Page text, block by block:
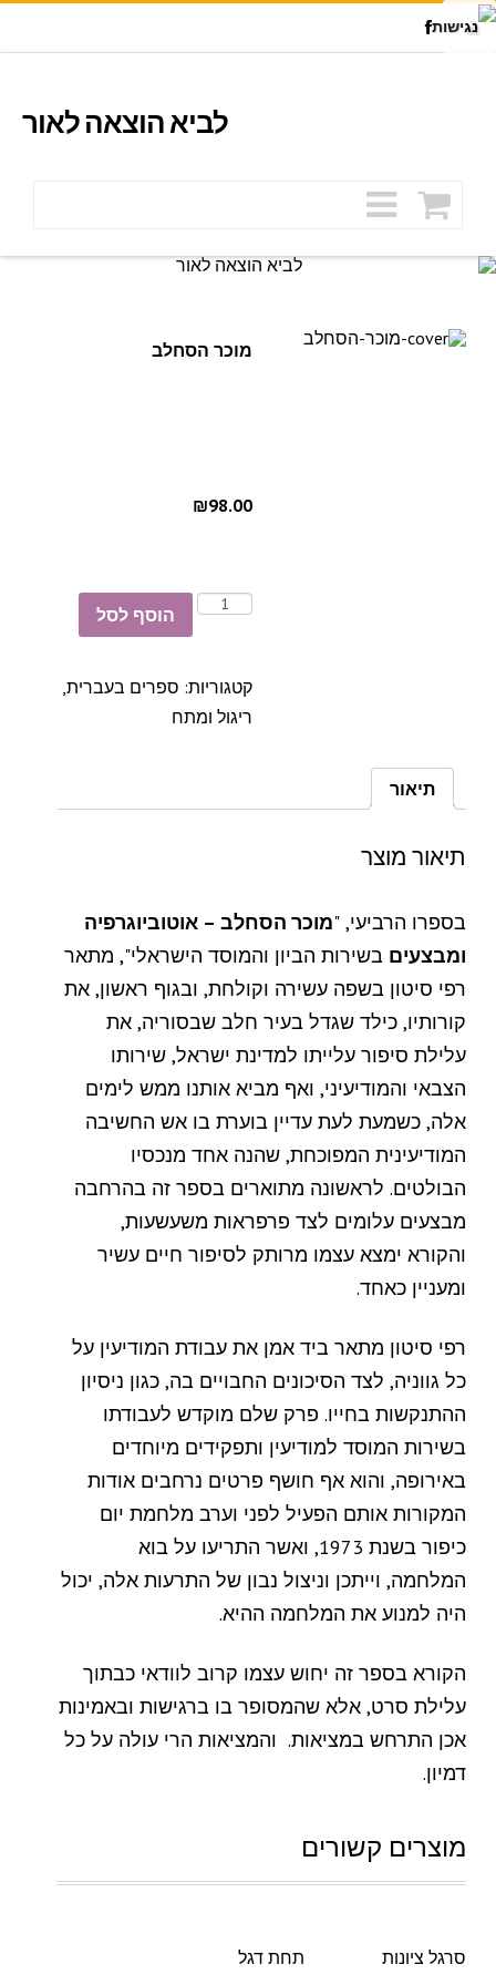
לביא הוצאה לאור
מוכר הסחלב
₪98.00
הוסף לסל
קטגוריות: ספרים בעברית,
ריגול ומתח
תיאור
תיאור מוצר
בספרו הרביעי, "מוכר הסחלב – אוטוביוגרפיה
ומבצעים בשירות הביון והמוסד הישראלי", מתאר
רפי סיטון בשפה עשירה וקולחת, ובגוף ראשון, את
קורותיו, כילד שגדל בעיר חלב שבסוריה, את
עלילת סיפור עלייתו למדינת ישראל, שירותו
הצבאי והמודיעיני, ואף מביא אותנו ממש לימים
אלה, כשמעת לעת עדיין בוערת בו אש החשיבה
המודיעינית המפוכחת, שהנה אחד מנכסיו
הבולטים. לראשונה מתוארים בספר זה בהרחבה
מבצעים עלומים לצד פרפראות משעשעות,
והקורא ימצא עצמו מרותק לסיפור חיים עשיר
ומעניין כאחד.
רפי סיטון מתאר ביד אמן את עבודת המודיעין על
כל גווניה, לצד הסיכונים החבויים בה, כגון ניסיון
ההתנקשות בחייו. פרק שלם מוקדש לעבודתו
בשירות המוסד למודיעין ותפקידים מיוחדים
באירופה, והוא אף חושף פרטים נרחבים אודות
המקורות אותם הפעיל לפני וערב מלחמת יום
כיפור בשנת 1973, ואשר התריעו על בוא
המלחמה, וייתכן וניצול נבון של התרעות אלה, יכול
היה למנוע את המלחמה ההיא.
הקורא בספר זה יחוש עצמו קרוב לוודאי כבתוך
עלילת סרט, אלא שהמסופר בו ברגישות ובאמינות
אכן התרחש במציאות. והמציאות הרי עולה על כל
דמיון.
מוצרים קשורים
סרגל ציונות תחת דגל